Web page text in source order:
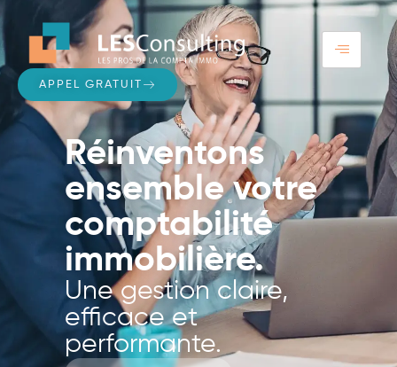
APPEL GRATUIT
Réinventons
ensemble votre
comptabilité
immobilière.
Une gestion claire,
efficace et
performante.